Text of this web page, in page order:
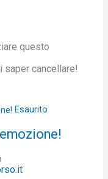
questo
saper cancellare!
Esaurito